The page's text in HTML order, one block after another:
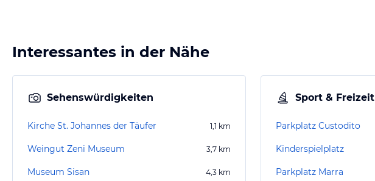
Interessantes in der Nähe
Sehenswürdigkeiten
Kirche St. Johannes der Täufer 1,1 km
Weingut Zeni Museum 3,7 km
Museum Sisan 4,3 km
Sport & Freizeit
Parkplatz Custodito
Kinderspielplatz
Parkplatz Marra